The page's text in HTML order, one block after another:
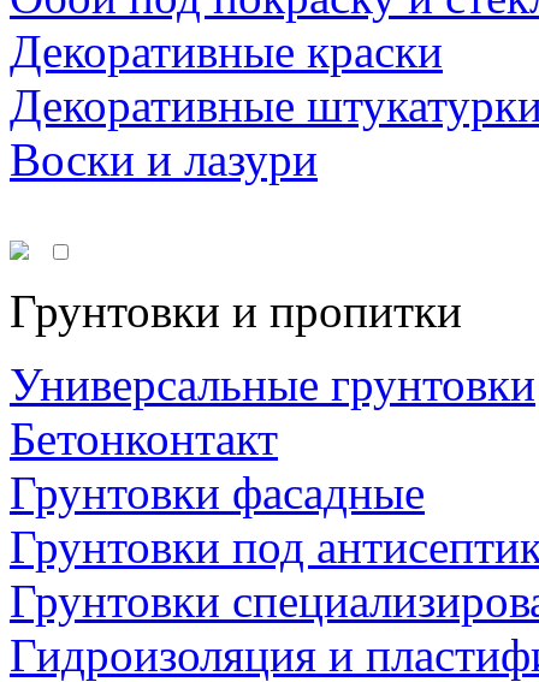
Декоративные краски
Декоративные
Воски и лазури
Грунтовки и пропитки
Универсальные грунтовки
Бетонконтакт
Грунтовки фасадные
Грунтовки под
Грунтовки
Гидроизоляция и